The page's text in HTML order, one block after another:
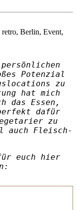
Potenzial
zu
hat mich
das Essen,
dafür
zu
auch Fleisch-
euch hier